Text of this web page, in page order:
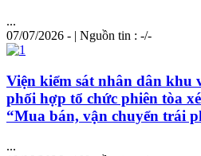
...
07/07/2026 - | Nguồn tin : -/-
Viện kiểm sát nhân dân khu
phối hợp tổ chức phiên tòa
“Mua bán, vận chuyển trái
...